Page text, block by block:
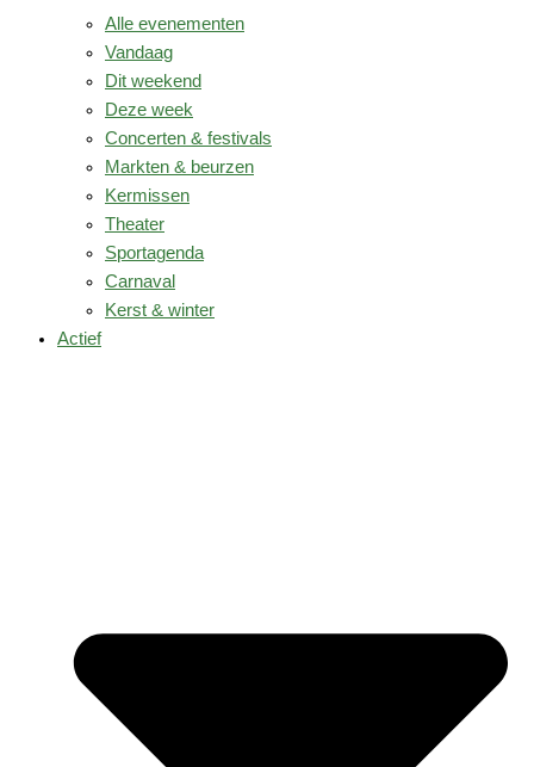
Alle evenementen
Vandaag
Dit weekend
Deze week
Concerten & festivals
Markten & beurzen
Kermissen
Theater
Sportagenda
Carnaval
Kerst & winter
Actief